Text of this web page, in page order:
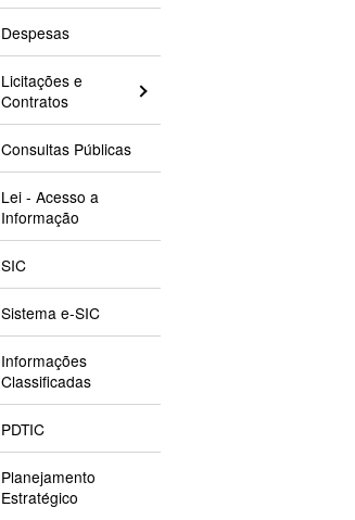
Despesas
Licitações e
Contratos
Consultas Públicas
Lei - Acesso a
Informação
SIC
Sistema e-SIC
Informações
Classificadas
PDTIC
Planejamento
Estratégico